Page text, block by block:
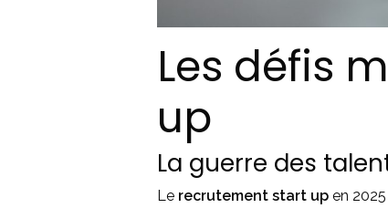
Les défis
up
La guerre des
Le recrutement start up en